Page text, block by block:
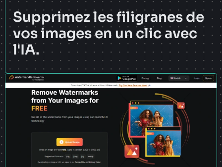
Supprimez les filigranes de
vos images en un clic avec
l'IA.